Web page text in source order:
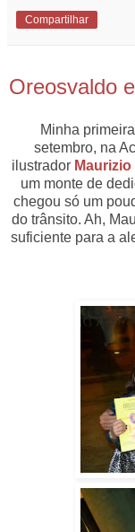
Compartilhar
Oreosvaldo
Minha
setembro, na
ilustrador
um monte de
chegou só um
do trânsito. Ah,
suficiente para a